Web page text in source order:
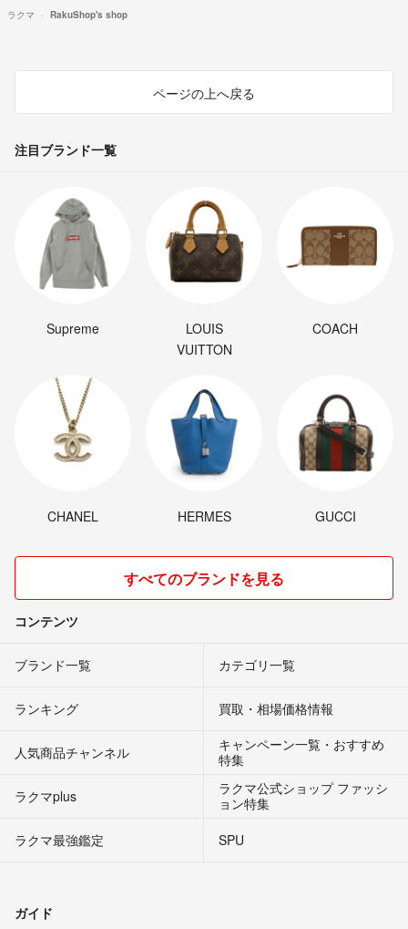
ラクマ RakuShop's shop
ページの上へ戻る
注目ブランド一覧
Supreme
LOUIS
VUITTON
COACH
CHANEL HERMES GUCCI
すべてのブランドを見る
コンテンツ
ブランド一覧 カテゴリ一覧
ランキング 買取・相場価格情報
人気商品チャンネル
キャンペーン一覧・おすすめ
特集
ラクマplus
ラクマ公式ショップ ファッシ
ョン特集
ラクマ最強鑑定
SPU
ガイド